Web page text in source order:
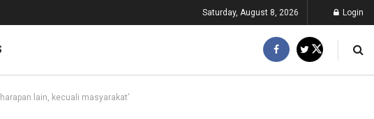
Saturday, August 8, 2026 Login
lain, kecuali masyarakat’